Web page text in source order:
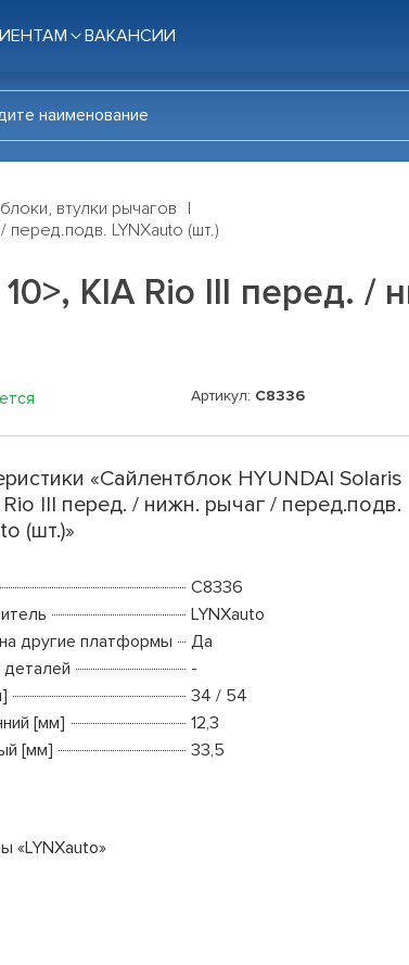
ВАКАНСИИ
втулки рычагов
перед.подв. LYNXauto (шт.)
KIA Rio III перед.
Артикул: C8336
«Сайлентблок HYUNDAI Solaris
Rio III перед. / нижн. рычаг / перед.подв.
(шт.)»
C8336
LYNXauto
другие платформы
Да
-
34 / 54
[мм]
12,3
[мм]
33,5
«LYNXauto»